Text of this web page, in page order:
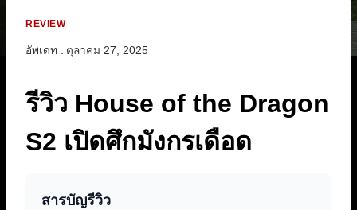
REVIEW
อัพเดท : ตุลาคม 27, 2025
รีวิว House of the Dragon
S2 เปิดศึกมังกรเดือด
สารบัญรีวิว